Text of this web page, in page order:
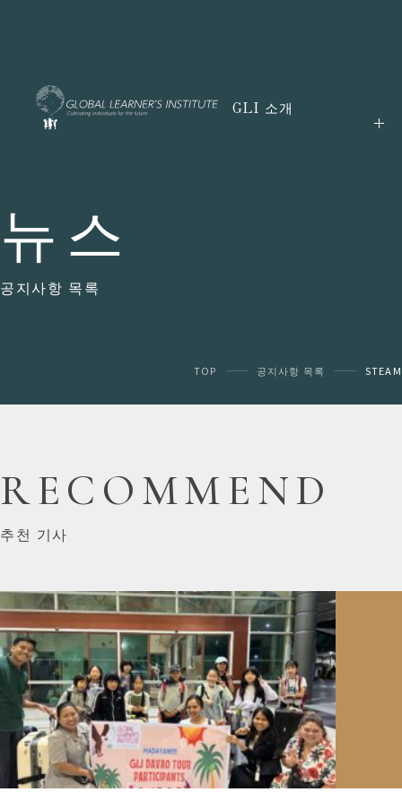
GLI 소개
뉴스
공지사항 목록
TOP 공지사항 목록 STEAM
RECOMMEND
추천 기사